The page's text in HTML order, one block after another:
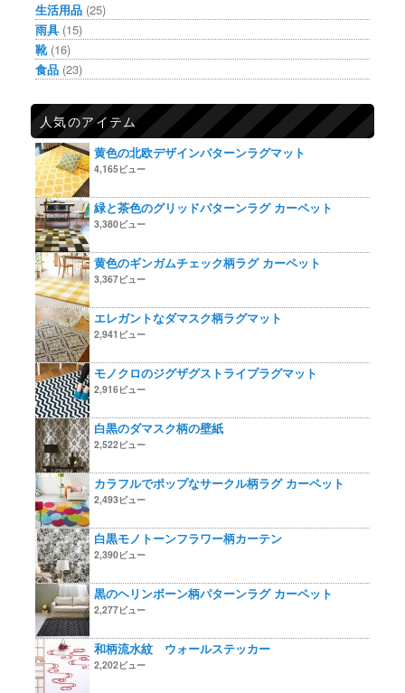
生活用品 (25)
雨具 (15)
靴(16)
食品 (23)
人気のアイテム
黄色の北欧デザインパターンラグマット
4,165ビュー
緑と茶色のグリッドパターンラグ カーペット
3,380ビュー
黄色のギンガムチェック柄ラグ カーペット
3,367ビュー
エレガントなダマスク柄ラグマット
2,941ビュー
モノクロのジグザグストライプラグマット
2,916ビュー
白黒のダマスク柄の壁紙
2,522ビュー
カラフルでポップなサークル柄ラグ カーペット
2,493ビュー
白黒モノトーンフラワー柄カーテン
2,390ビュー
黒のヘリンボーン柄パターンラグ カーペット
2,277ビュー
和柄流水紋 ウォールステッカー
2,202ビュー